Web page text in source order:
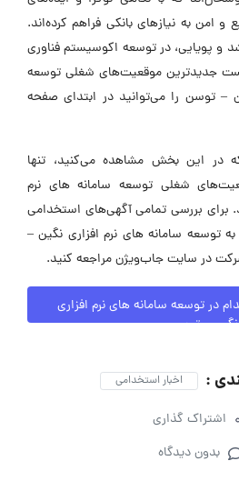
امن به نیازهای بانکی فراهم کرده‌اند.
و پویایی، در توسعه اکوسیستم فناوری
جدیدترین موقعیت‌های شغلی توسعه
– توسن را می‌توانید در ابتدای صفحه
در این بخش مشاهده می‌کنید، تنها
شغلی توسعه سامانه های نرم
برای بررسی تمامی آگهی‌های استخدامی
توسعه سامانه های نرم افزاری نگین –
در سایت جاب‌ویژن مراجعه کنید.
در توسعه سامانه های نرم افزاری
نگین – توسن
: اخبار استخدامی
اشتراک گذاری
بدون دیدگاه